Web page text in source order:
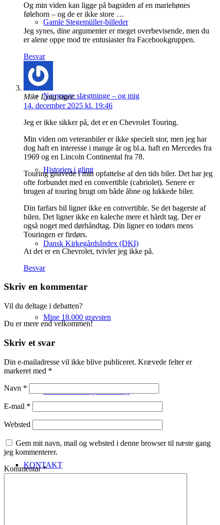
Gamle Stegemüller-billeder
Nærmeste slægtninge – og mig
Historien i glimt
Dansk KirkegårdsIndex (DKI)
Mine 18.000 gravsten
KONTAKT
Og min viden kan ligge på bagsiden af en mariehønes
følehorn – og de er ikke store …
Jeg synes, dine argumenter er meget overbevisende, men du
er alene oppe mod tre entusiaster fra Facebookgruppen.
Besvar
Mike Lyng siger:
14. december 2025 kl. 19:46
Jeg er ikke sikker på, det er en Chevrolet Touring.
Min viden om veteranbiler er ikke specielt stor, men jeg har
dog haft en interesse i mange år og bl.a. haft en Mercedes fra
1969 og en Lincoln Continental fra 78.
Touring gnavede i min opfattelse af den tids biler. Det har jeg
ofte forbundet med en convertible (cabriolet). Senere er
brugen af touring brugt om både åbne og lukkede biler.
Din farfars bil ligner ikke en convertible. Se det bagerste af
bilen. Det ligner ikke en kaleche mere et hårdt tag. Der er
også noget med dørhåndtag. Din ligner en todørs mens
Touringen er firdørs.
At det er en Chevrolet, tvivler jeg ikke på.
Besvar
Skriv en kommentar
Vil du deltage i debatten?
Du er mere end velkommen!
Skriv et svar
Din e-mailadresse vil ikke blive publiceret. Krævede felter er
markeret med *
Navn *
E-mail *
Websted
Gem mit navn, mail og websted i denne browser til næste gang
jeg kommenterer.
Kommentar*